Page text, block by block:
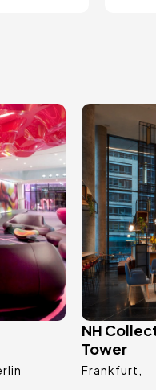
Bild
NH
Tower
Frankfurt